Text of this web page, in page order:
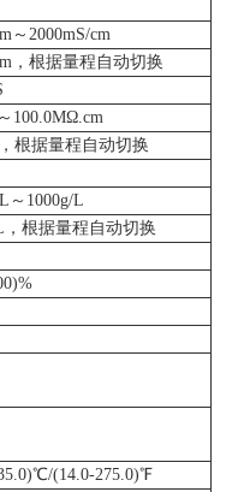
～2000mS/cm
，根据量程自动切换
100.0MΩ.cm
根据量程自动切换
～1000g/L
，根据量程自动切换
(14.0-275.0)℉